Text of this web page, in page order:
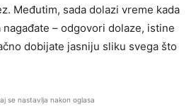
Međutim, sada dolazi vreme kada
– odgovori dolaze, istine
dobijate jasniju sliku svega što
se nastavlja nakon oglasa